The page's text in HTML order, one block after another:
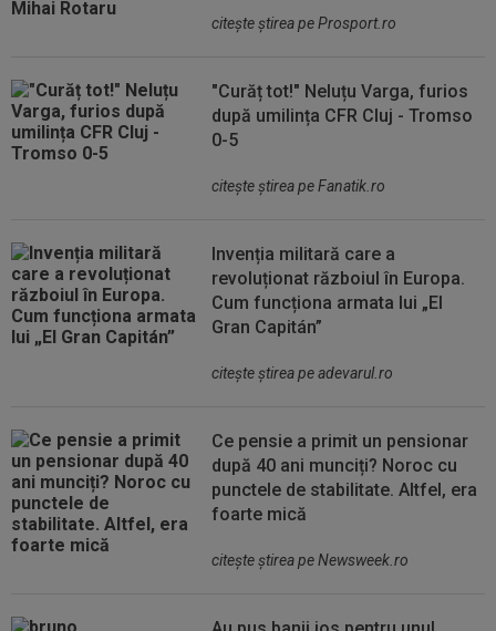
citeşte ştirea pe Prosport.ro
"Curăț tot!" Neluțu Varga, furios
după umilința CFR Cluj - Tromso
0-5
citeşte ştirea pe Fanatik.ro
Invenția militară care a
revoluționat războiul în Europa.
Cum funcționa armata lui „El
Gran Capitán”
citeşte ştirea pe adevarul.ro
Ce pensie a primit un pensionar
după 40 ani munciți? Noroc cu
punctele de stabilitate. Altfel, era
foarte mică
citeşte ştirea pe Newsweek.ro